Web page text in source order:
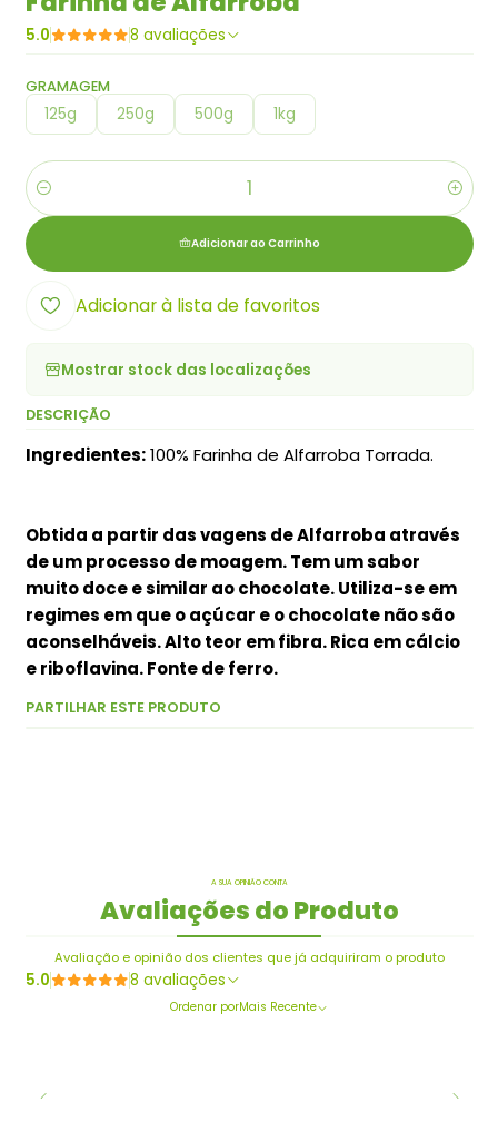
5.0 8 avaliações
GRAMAGEM
125g 250g 500g 1kg
Quantidade
Adicionar ao Carrinho
Adicionar à lista de favoritos
Mostrar stock das localizações
DESCRIÇÃO
Ingredientes:100% Farinha de Alfarroba Torrada.
Obtida a partir das vagens de Alfarroba através
de um processo de moagem. Tem um sabor
muito doce e similar ao chocolate. Utiliza-se em
regimes em que o açúcar e o chocolate não são
aconselháveis. Alto teor em fibra. Rica em cálcio
e riboflavina. Fonte de ferro.
PARTILHAR ESTE PRODUTO
A SUA OPINIÃO CONTA
Avaliações do Produto
Avaliação e opinião dos clientes que já adquiriram o produto
5.0 8 avaliações
Ordenar porMais Recente